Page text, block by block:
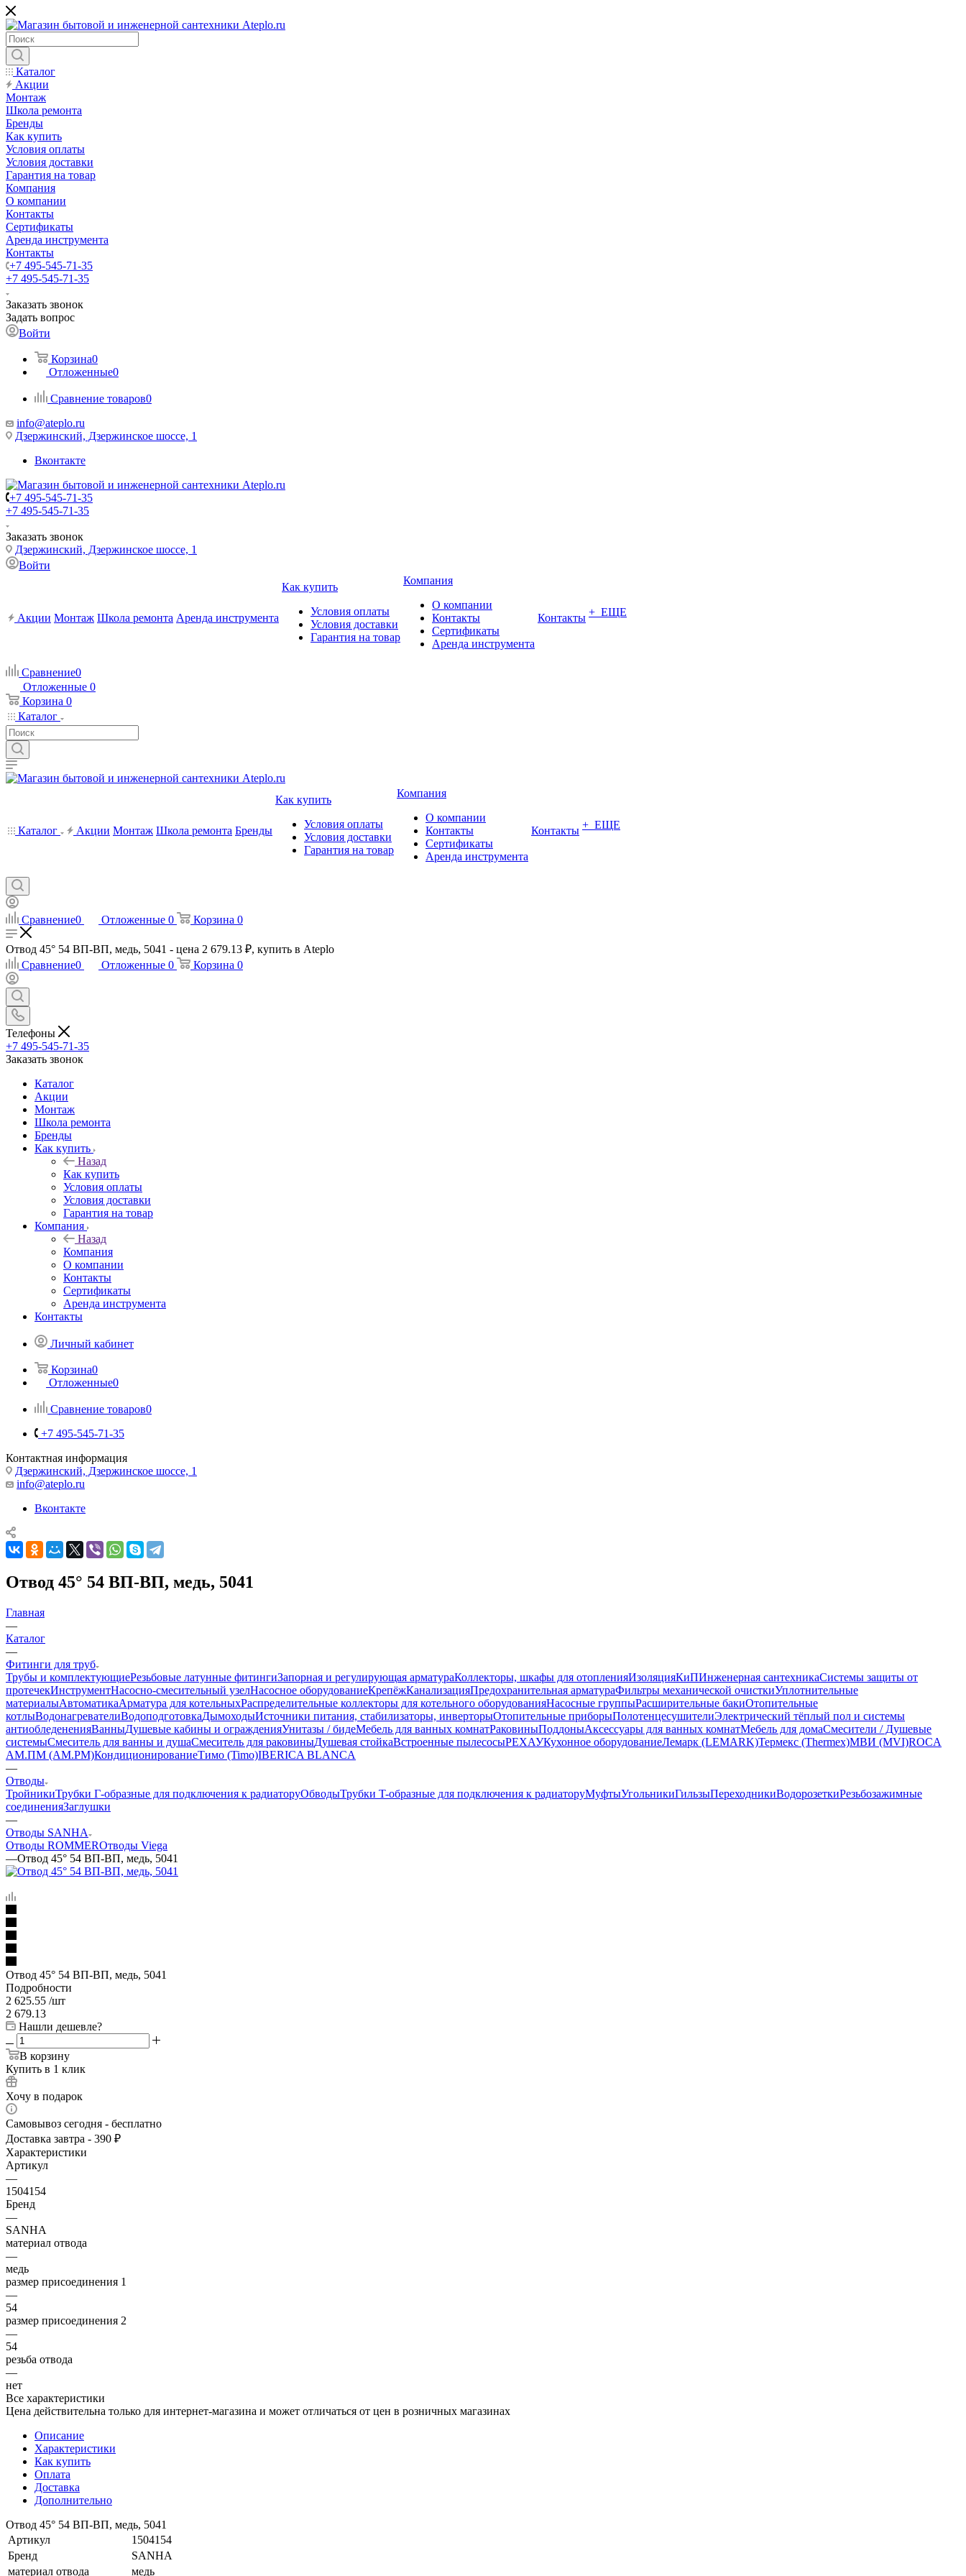
Каталог
Акции
Монтаж
Школа ремонта
Бренды
Как купить
Условия оплаты
Условия доставки
Гарантия на товар
Компания
О компании
Контакты
Сертификаты
Аренда инструмента
Контакты
+7 495-545-71-35
+7 495-545-71-35
Заказать звонок
Задать вопрос
Войти
Корзина0
Отложенные0
Сравнение товаров0
info@ateplo.ru
Дзержинский, Дзержинское шоссе, 1
Вконтакте
+7 495-545-71-35
+7 495-545-71-35
Заказать звонок
Дзержинский, Дзержинское шоссе, 1
Войти
Акции Монтаж Школа ремонта Аренда инструмента
Как купить
Условия оплаты
Условия доставки
Гарантия на товар
Компания
О компании
Контакты
Сертификаты
Аренда инструмента
Контакты + ЕЩЕ
Сравнение0
Отложенные 0
Корзина 0
Каталог
Каталог Акции Монтаж Школа ремонта Бренды
Как купить
Условия оплаты
Условия доставки
Гарантия на товар
Компания
О компании
Контакты
Сертификаты
Аренда инструмента
Контакты + ЕЩЕ
Сравнение0 Отложенные 0 Корзина 0
Отвод 45° 54 ВП-ВП, медь, 5041 - цена 2 679.13 ₽, купить в Ateplo
Сравнение0 Отложенные 0 Корзина 0
Телефоны
+7 495-545-71-35
Заказать звонок
Каталог
Акции
Монтаж
Школа ремонта
Бренды
Как купить
Назад
Как купить
Условия оплаты
Условия доставки
Гарантия на товар
Компания
Назад
Компания
О компании
Контакты
Сертификаты
Аренда инструмента
Контакты
Личный кабинет
Корзина0
Отложенные0
Сравнение товаров0
+7 495-545-71-35
Контактная информация
Дзержинский, Дзержинское шоссе, 1
info@ateplo.ru
Вконтакте
Отвод 45° 54 ВП-ВП, медь, 5041
Главная
—
Каталог
—
Фитинги для труб
Трубы и комплектующиеРезьбовые латунные фитингиЗапорная и регулирующая арматураКоллекторы, шкафы для отопленияИзоляцияКиПИнженерная сантехникаСистемы защиты от
протечекИнструментНасосно-смесительный узелНасосное оборудованиеКрепёжКанализацияПредохранительная арматураФильтры механической очисткиУплотнительные
материалыАвтоматикаАрматура для котельныхРаспределительные коллекторы для котельного оборудованияНасосные группыРасширительные бакиОтопительные
котлыВодонагревателиВодоподготовкаДымоходыИсточники питания, стабилизаторы, инверторыОтопительные приборыПолотенцесушителиЭлектрический тёплый пол и системы
антиобледененияВанныДушевые кабины и огражденияУнитазы / бидеМебель для ванных комнатРаковиныПоддоныАксессуары для ванных комнатМебель для домаСмесители / Душевые
системыСмеситель для ванны и душаСмеситель для раковиныДушевая стойкаВстроенные пылесосыРЕХАУКухонное оборудованиеЛемарк (LEMARK)Термекс (Thermex)МВИ (MVI)ROCA
АМ.ПМ (AM.PM)КондиционированиеТимо (Timo)IBERICA BLANCA
—
Отводы
ТройникиТрубки Г-образные для подключения к радиаторуОбводыТрубки T-образные для подключения к радиаторуМуфтыУгольникиГильзыПереходникиВодорозеткиРезьбозажимные
соединенияЗаглушки
—
Отводы SANHA
Отводы ROMMERОтводы Viega
—Отвод 45° 54 ВП-ВП, медь, 5041
Отвод 45° 54 ВП-ВП, медь, 5041
Подробности
2 625.55 /шт
2 679.13
Нашли дешевле?
В корзину
Купить в 1 клик
Хочу в подарок
Самовывоз сегодня - бесплатно
Доставка завтра - 390 ₽
Характеристики
Артикул
—
1504154
Бренд
—
SANHA
материал отвода
—
медь
размер присоединения 1
—
54
размер присоединения 2
—
54
резьба отвода
—
нет
Все характеристики
Цена действительна только для интернет-магазина и может отличаться от цен в розничных магазинах
Описание
Характеристики
Как купить
Оплата
Доставка
Дополнительно
Отвод 45° 54 ВП-ВП, медь, 5041
Артикул
1504154
Бренд
SANHA
материал отвода
медь